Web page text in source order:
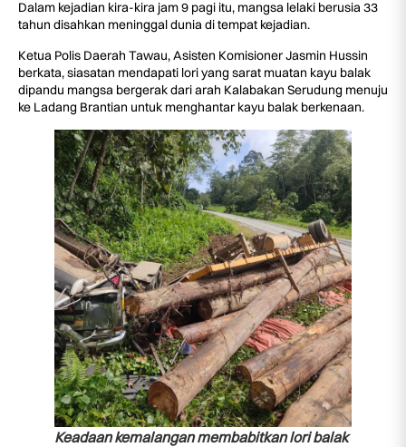
Dalam kejadian kira-kira jam 9 pagi itu, mangsa lelaki berusia 33
tahun disahkan meninggal dunia di tempat kejadian.
Ketua Polis Daerah Tawau, Asisten Komisioner Jasmin Hussin
berkata, siasatan mendapati lori yang sarat muatan kayu balak
dipandu mangsa bergerak dari arah Kalabakan Serudung menuju
ke Ladang Brantian untuk menghantar kayu balak berkenaan.
Keadaan kemalangan membabitkan lori balak